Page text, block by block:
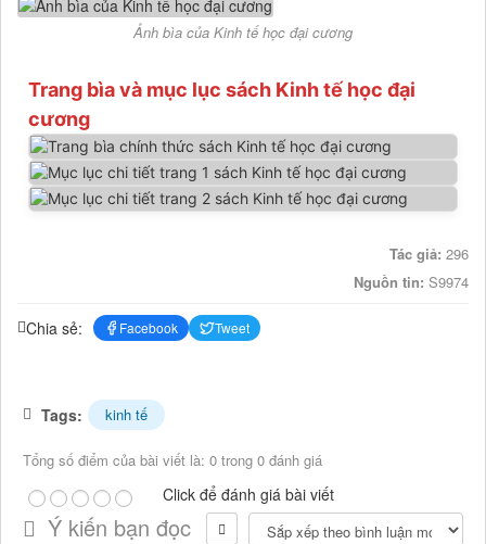
Ảnh bìa của Kinh tế học đại cương
Trang bìa và mục lục sách Kinh tế học đại
cương
Tác giả: 296
Nguồn tin: S9974
Chia sẻ: Facebook Tweet
Tags: kinh tế
Tổng số điểm của bài viết là: 0 trong 0 đánh giá
Click để đánh giá bài viết
Ý kiến bạn đọc